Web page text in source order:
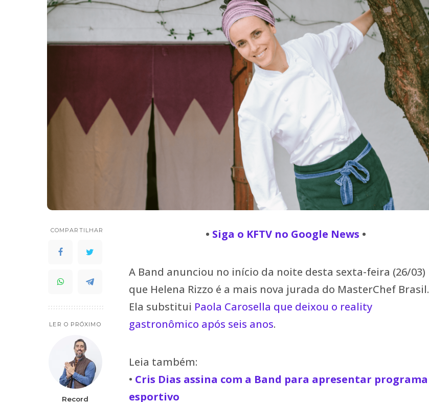
COMPARTILHAR
LER O PRÓXIMO
Record
• Siga o KFTV no Google News •
A Band anunciou no início da noite desta sexta-feira (26/03)
que Helena Rizzo é a mais nova jurada do MasterChef Brasil.
Ela substitui Paola Carosella que deixou o reality
gastronômico após seis anos.
Leia também:
• Cris Dias assina com a Band para apresentar programa
esportivo